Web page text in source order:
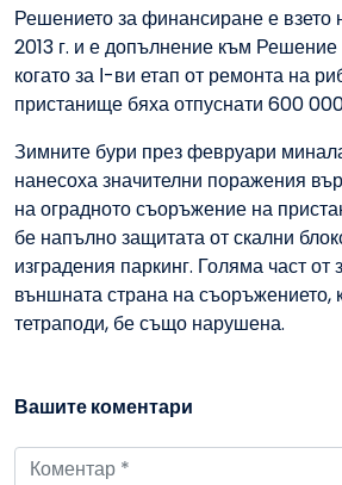
Решението за финансиране е
2013 г. и е допълнение към
когато за І-ви етап от ремонта на
пристанище бяха отпуснати 600
Зимните бури през февруари
нанесоха значителни поражения
на оградното съоръжение на
бе напълно защитата от скални
изградения паркинг. Голяма част от
външната страна на съоръжението,
тетраподи, бе също нарушена.
Вашите коментари